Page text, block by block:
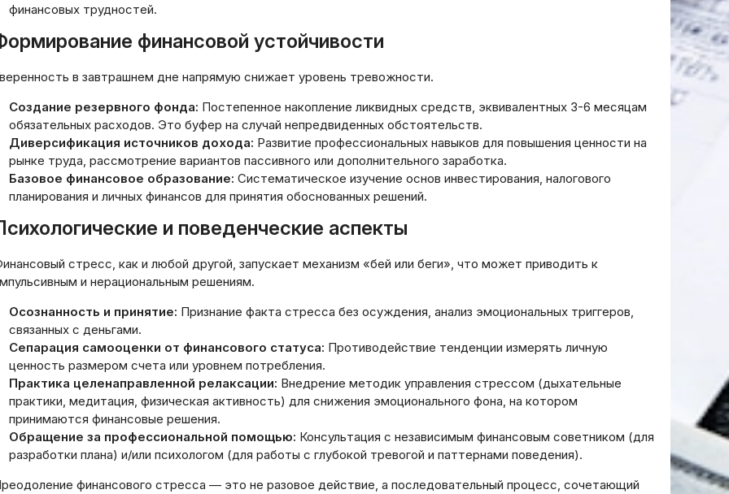
финансовых трудностей.
финансовой устойчивости
в завтрашнем дне напрямую снижает уровень тревожности.
Создание резервного фонда: Постепенное накопление ликвидных средств, эквивалентных 3-6 месяцам
обязательных расходов. Это буфер на случай непредвиденных обстоятельств.
Диверсификация источников дохода: Развитие профессиональных навыков для повышения ценности на
рынке труда, рассмотрение вариантов пассивного или дополнительного заработка.
Базовое финансовое образование: Систематическое изучение основ инвестирования, налогового
планирования и личных финансов для принятия обоснованных решений.
и поведенческие аспекты
стресс, как и любой другой, запускает механизм «бей или беги», что может приводить к
и нерациональным решениям.
Осознанность и принятие: Признание факта стресса без осуждения, анализ эмоциональных триггеров,
связанных с деньгами.
Сепарация самооценки от финансового статуса: Противодействие тенденции измерять личную
ценность размером счета или уровнем потребления.
Практика целенаправленной релаксации: Внедрение методик управления стрессом (дыхательные
практики, медитация, физическая активность) для снижения эмоционального фона, на котором
принимаются финансовые решения.
Обращение за профессиональной помощью: Консультация с независимым финансовым советником (для
разработки плана) и/или психологом (для работы с глубокой тревогой и паттернами поведения).
финансового стресса — это не разовое действие, а последовательный процесс, сочетающий
взять деньги до
надежные и
варианты
Открытие банковского
счета в Европе для
нерезидентов в 2026 году:
комплексный анализ
процедуры и требований
Как платить налоги с
дохода: полное
руководство для